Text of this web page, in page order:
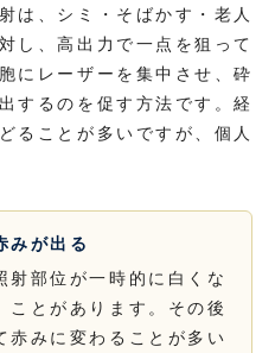
は、シミ・そばかす・老人
し、高出力で一点を狙って
にレーザーを集中させ、砕
するのを促す方法です。経
ることが多いですが、個人
みが出る
射部位が一時的に白くな
ことがあります。その後
赤みに変わることが多い